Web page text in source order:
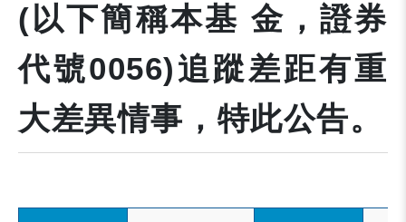
(以下簡稱本基 金，證券
代號0056)追蹤差距有重
大差異情事，特此公告。